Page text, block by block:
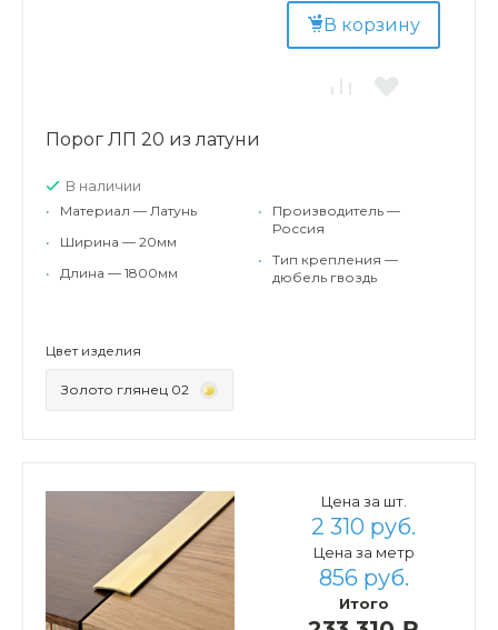
В корзину
Порог ЛП 20 из латуни
В наличии
•
Материал — Латунь
•
Ширина — 20мм
•
Длина — 1800мм
•
Производитель —
Россия
•
Тип крепления —
дюбель гвоздь
Цвет изделия
Золото глянец 02
Цена за шт.
2 310 руб.
Цена за метр
856 руб.
Итого